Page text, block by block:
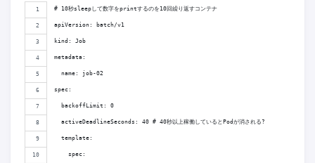
# 10秒sleepして数字をprintするのを10回繰り返すコンテナ
apiVersion: batch/v1
kind: Job
metadata:
  name: job-02
spec:
  backoffLimit: 0
  activeDeadlineSeconds: 40 # 40秒以上稼働しているとPodが消される?
  template:
    spec: